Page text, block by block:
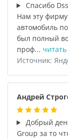
Спасибо
Нам эту
автомобиль
был полный
проф...
Источник:
Андрей
Добрый
Group за то